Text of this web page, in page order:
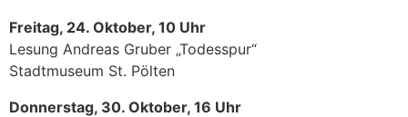
Freitag, 24. Oktober, 10 Uhr
Lesung Andreas Gruber „Todesspur“
Stadtmuseum St. Pölten
Donnerstag, 30. Oktober, 16 Uhr